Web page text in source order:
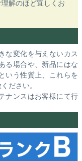
解のほど宜しくお
な変化を与えないカス
る場合や、新品にはな
いう性質上、これらを
ださい。
ナンスはお客様にて行